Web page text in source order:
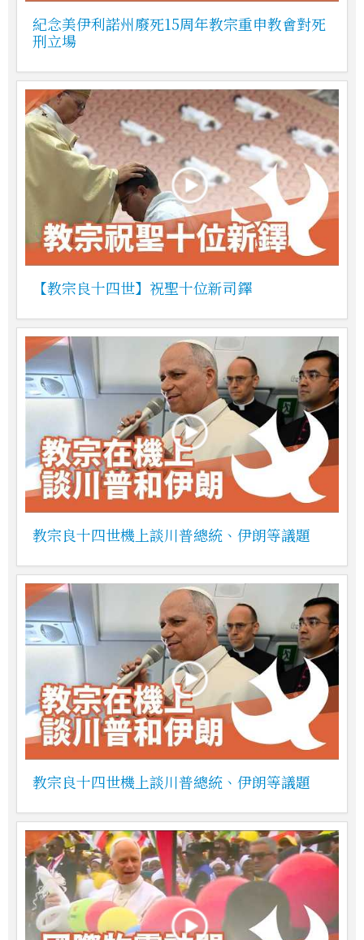
紀念美伊利諾州廢死15周年教宗重申教會對死
刑立場
【教宗良十四世】祝聖十位新司鐸
教宗良十四世機上談川普總統、伊朗等議題
教宗良十四世機上談川普總統、伊朗等議題